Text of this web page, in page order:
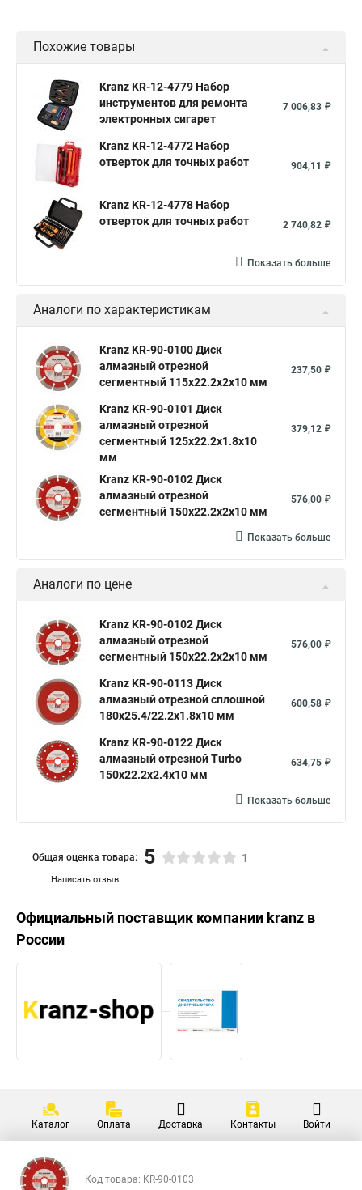
Похожие товары
Kranz KR-12-4779 Набор
инструментов для ремонта
электронных сигарет
7 006,83 ₽
Kranz KR-12-4772 Набор
отверток для точных работ
904,11 ₽
Kranz KR-12-4778 Набор
отверток для точных работ
2 740,82 ₽
Показать больше
Аналоги по характеристикам
Kranz KR-90-0100 Диск
алмазный отрезной
сегментный 115x22.2x2x10 мм
237,50 ₽
Kranz KR-90-0101 Диск
алмазный отрезной
сегментный 125x22.2x1.8x10
мм
379,12 ₽
Kranz KR-90-0102 Диск
алмазный отрезной
сегментный 150x22.2x2x10 мм
576,00 ₽
Показать больше
Аналоги по цене
Kranz KR-90-0102 Диск
алмазный отрезной
сегментный 150x22.2x2x10 мм
576,00 ₽
Kranz KR-90-0113 Диск
алмазный отрезной сплошной
180x25.4/22.2x1.8x10 мм
600,58 ₽
Kranz KR-90-0122 Диск
алмазный отрезной Turbo
150x22.2x2.4x10 мм
634,75 ₽
Показать больше
Написать отзыв
Общая оценка товара: 5 1
Официальный поставщик компании kranz в
России
Каталог Оплата Доставка Контакты Войти
Код товара: KR-90-0103